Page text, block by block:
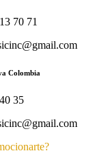
70 71
Colombia
35